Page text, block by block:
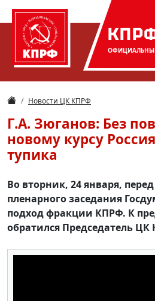
Новости ЦК КПРФ
Г.А. Зюганов: Без
новому курсу
тупика
Во вторник, 24 января,
пленарного заседания
подход фракции КПРФ. К
обратился Председатель